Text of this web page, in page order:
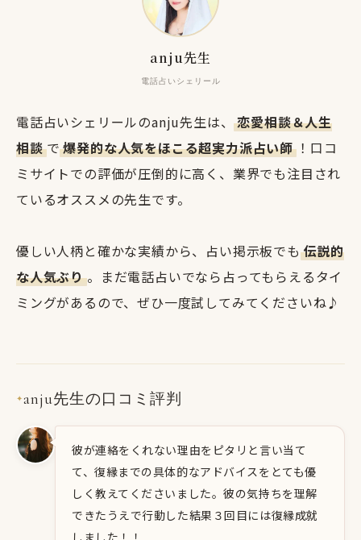
anju先生
電話占いシェリール
電話占いシェリールのanju先生は、恋愛相談＆人生
相談で爆発的な人気をほこる超実力派占い師 ！口コ
ミサイトでの評価が圧倒的に高く、業界でも注目され
ているオススメの先生です。
優しい人柄と確かな実績から、占い掲示板でも 伝説的
な人気ぶり 。まだ電話占いでなら占ってもらえるタイ
ミングがあるので、ぜひ一度試してみてくださいね♪
✦anju先生の口コミ評判
彼が連絡をくれない理由をピタリと言い当て
て、復縁までの具体的なアドバイスをとても優
しく教えてくださいました。彼の気持ちを理解
できたうえで行動した結果３回目には復縁成就